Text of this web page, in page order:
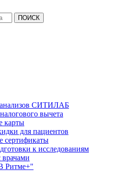
ПОИСК
анализов СИТИЛАБ
вычета
карты
для пациентов
сертификаты
к исследованиям
Ритме+"